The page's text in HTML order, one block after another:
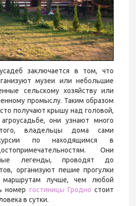
заключается в том, что
музеи или небольшие
сельскому хозяйству или
промыслу. Таким образом
получают крышу над головой,
они узнают много
владельцы дома сами
по находящимся в
Они
легенды, проводят до
организуют пешие прогулки
лучше, чем любой
номер гостиницы Гродно стоит
в сутки.